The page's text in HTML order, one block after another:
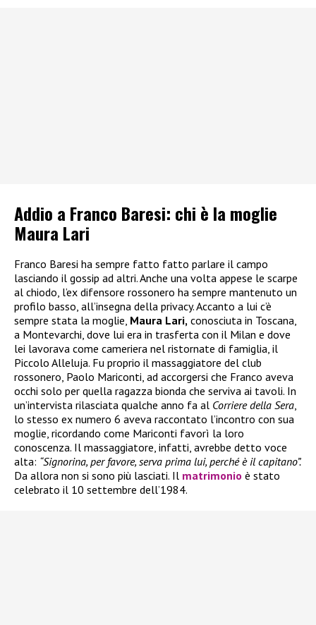
Addio a Franco Baresi: chi è la moglie
Maura Lari
Franco Baresi ha sempre fatto fatto parlare il campo
lasciando il gossip ad altri. Anche una volta appese le scarpe
al chiodo, l’ex difensore rossonero ha sempre mantenuto un
profilo basso, all’insegna della privacy. Accanto a lui c’è
sempre stata la moglie, Maura Lari, conosciuta in Toscana,
a Montevarchi, dove lui era in trasferta con il Milan e dove
lei lavorava come cameriera nel ristornate di famiglia, il
Piccolo Alleluja. Fu proprio il massaggiatore del club
rossonero, Paolo Mariconti, ad accorgersi che Franco aveva
occhi solo per quella ragazza bionda che serviva ai tavoli. In
un’intervista rilasciata qualche anno fa al Corriere della Sera
lo stesso ex numero 6 aveva raccontato l’incontro con sua
moglie, ricordando come Mariconti favorì la loro
conoscenza. Il massaggiatore, infatti, avrebbe detto voce
alta: “Signorina, per favore, serva prima lui, perché è il capitano”.
Da allora non si sono più lasciati. Il matrimonio è stato
celebrato il 10 settembre dell’1984.